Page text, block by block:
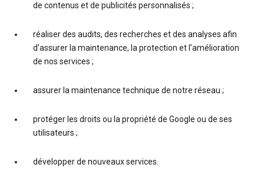
de contenus et de publicités personnalisés ;
réaliser des audits, des recherches et des analyses afin
d’assurer la maintenance, la protection et l’amélioration
de nos services ;
assurer la maintenance technique de notre réseau ;
protéger les droits ou la propriété de Google ou de ses
utilisateurs ;
développer de nouveaux services.